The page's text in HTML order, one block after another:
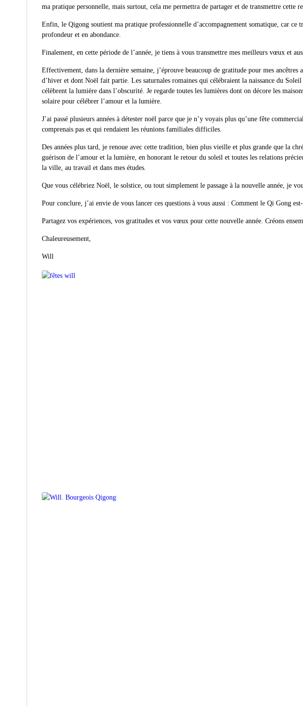
ma pratique personnelle, mais surtout, cela me permettra de partager et de transmettre cette
Enfin, le Qigong soutient ma pratique professionnelle d’accompagnement somatique, car
profondeur et en abondance.
Finalement, en cette période de l’année, je tiens à vous transmettre mes meilleurs vœux et
Effectivement, dans la dernière semaine, j’éprouve beaucoup de gratitude pour mes
d’hiver et dont Noël fait partie. Les saturnales romaines qui célébraient la naissance du
célèbrent la lumière dans l’obscurité. Je regarde toutes les lumières dont on décore les
solaire pour célébrer l’amour et la lumière.
J’ai passé plusieurs années à détester noël parce que je n’y voyais plus qu’une fête
comprenais pas et qui rendaient les réunions familiales difficiles.
Des années plus tard, je renoue avec cette tradition, bien plus vieille et plus grande que la
guérison de l’amour et la lumière, en honorant le retour du soleil et toutes les relations
la ville, au travail et dans mes études.
Que vous célébriez Noël, le solstice, ou tout simplement le passage à la nouvelle année, je
Pour conclure, j’ai envie de vous lancer ces questions à vous aussi : Comment le Qi Gong
Partagez vos expériences, vos gratitudes et vos vœux pour cette nouvelle année. Créons
Chaleureusement,
Will